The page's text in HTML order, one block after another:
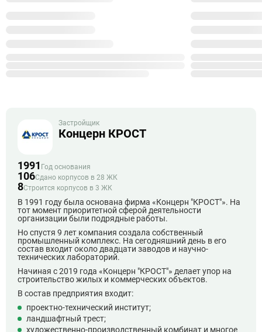
Застройщик
Концерн КРОСТ
1991 Год основания
106Сдано корпусов в 28 ЖК
8Строится корпусов в 3 ЖК
В 1991 году была основана фирма «Концерн "КРОСТ"». На
тот момент приоритетной сферой деятельности
организации были подрядные работы.
Но спустя 9 лет компания создала собственный
промышленный комплекс. На сегодняшний день в его
состав входит около двадцати заводов и научно-
технических лабораторий.
Начиная с 2019 года «Концерн "КРОСТ"» делает упор на
строительство жилых и коммерческих объектов.
В состав предприятия входит:
проектно-технический институт;
ландшафтный трест;
художественно-производственный комбинат и многое